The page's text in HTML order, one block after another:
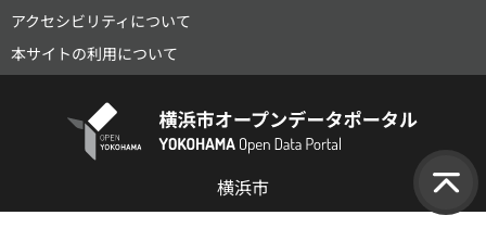
アクセシビリティについて
本サイトの利用について
横浜市